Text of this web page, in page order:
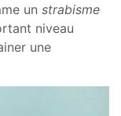
un strabisme
niveau
une